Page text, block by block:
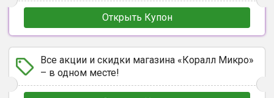
Открыть Купон
Все акции и скидки магазина «Коралл Микро»
– в одном месте!